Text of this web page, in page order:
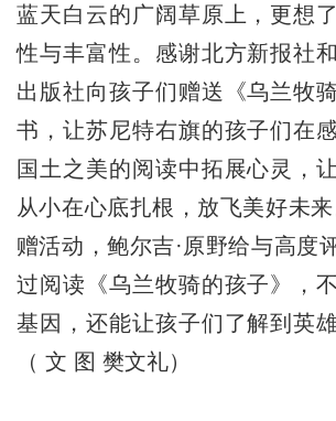
蓝天白云的广阔草原上，更想
性与丰富性。感谢北方新报社
出版社向孩子们赠送《乌兰牧
书，让苏尼特右旗的孩子们在
国土之美的阅读中拓展心灵，
从小在心底扎根，放飞美好未
赠活动，鲍尔吉·原野给与高度
过阅读《乌兰牧骑的孩子》，
基因，还能让孩子们了解到英
（ 文 图 樊文礼）